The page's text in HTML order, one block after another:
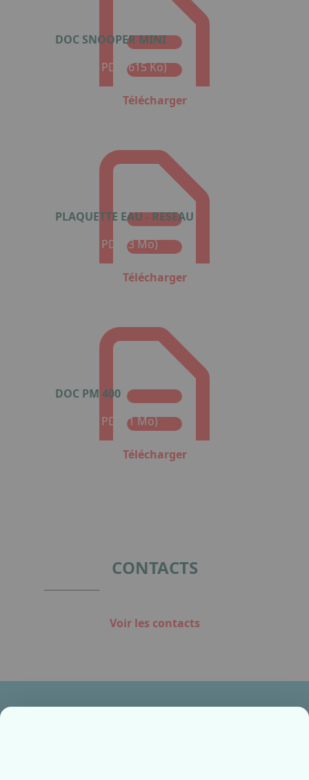
DOC SNOOPER MINI
Format : PDF (615 Ko)
Télécharger
PLAQUETTE EAU - RESEAU
Format : PDF (3 Mo)
Télécharger
DOC PM 400
Format : PDF (1 Mo)
Télécharger
CONTACTS
Voir les contacts